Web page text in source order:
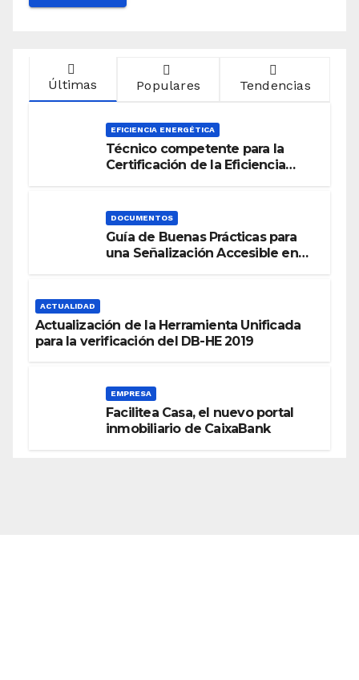
Últimas Populares Tendencias
EFICIENCIA ENERGÉTICA
Técnico competente para la
Certificación de la Eficiencia
DOCUMENTOS
Guía de Buenas Prácticas para
una Señalización Accesible en
ACTUALIDAD
Actualización de la Herramienta Unificada
para la verificación del DB-HE 2019
EMPRESA
Facilitea Casa, el nuevo portal
inmobiliario de CaixaBank